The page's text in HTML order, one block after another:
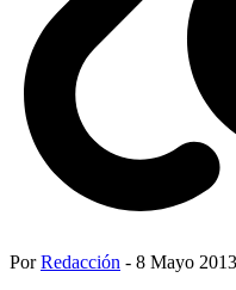
PorRedacción - 8 Mayo 2013